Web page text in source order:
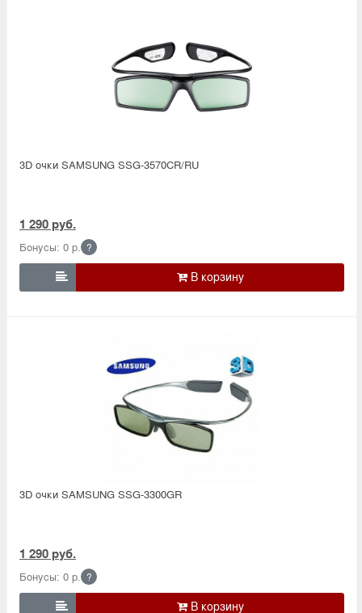
3D очки SAMSUNG SSG-3570CR/RU
1 290 руб.
Бонусы: 0 р. ?

3D очки SAMSUNG SSG-3300GR
1 290 руб.
Бонусы: 0 р. ?
